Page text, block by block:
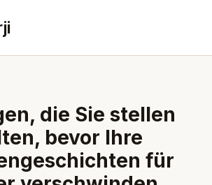
die Sie stellen
bevor Ihre
für